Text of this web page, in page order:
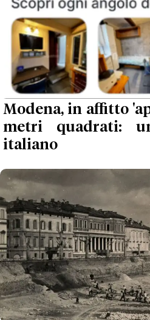
Modena, in affitto
metri quadrati:
italiano